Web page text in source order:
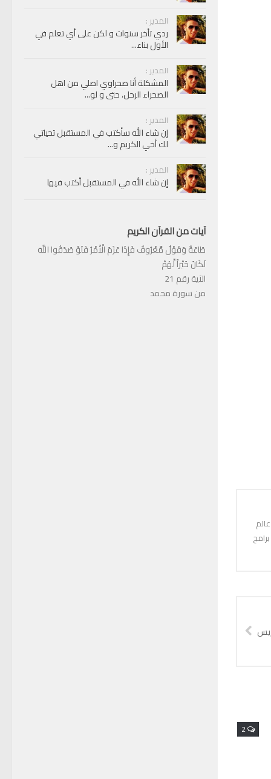
2
المدير :
ردي تأخر سنوات و لكن على أي تعلم في
الأول بناء...
المدير :
المشكلة أنا صحراوي اصلي من اهل
الصحراء الرحل، حتى و لو...
المدير :
إن شاء الله سأكتب في المستقبل تحياتي
لك أخي الكريم و...
المدير :
إن شاء الله في المستقبل أكتب فيها
آيات من القرآن الكريم
طَاعَةٌ وَقَوْلٌ مَّعْرُوفٌ فَإِذَا عَزَمَ الْأَمْرُ فَلَوْ صَدَقُوا اللَّهَ
لَكَانَ خَيْراً لَّهُمْ
الآية رقم 21
من سورة محمد